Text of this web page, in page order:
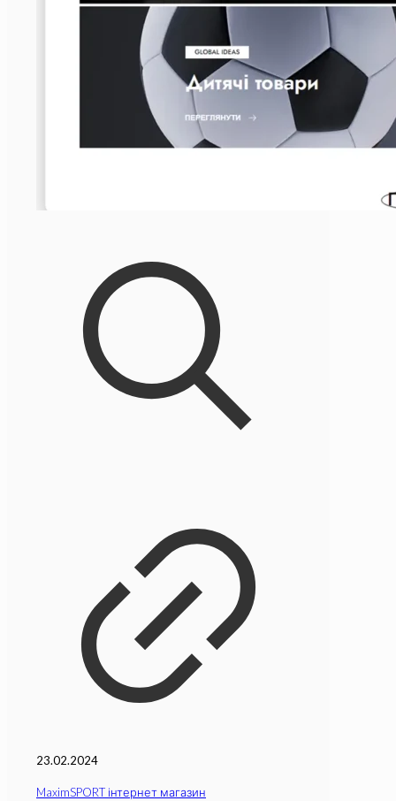
23.02.2024
MaximSPORT інтернет магазин